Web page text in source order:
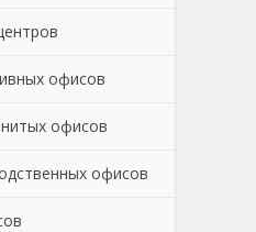
офисов
офисов
офисов